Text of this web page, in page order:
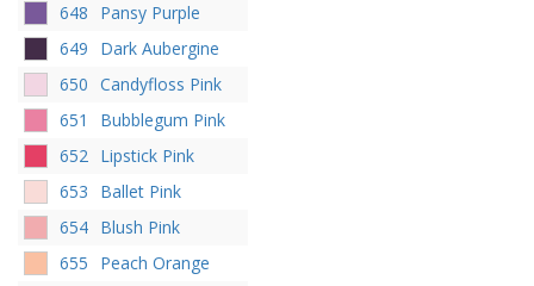
648
Pansy Purple
649
Dark Aubergine
650 Candyfloss Pink
651
Bubblegum Pink
652 Lipstick Pink
653
Ballet Pink
654 Blush Pink
655
Peach Orange